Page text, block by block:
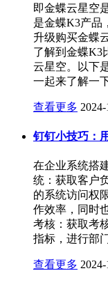
即金蝶云星空
是金蝶K3产品
升级购买金蝶
了解到金蝶K3
云星空。以下
一起来了解一下
查看更多
钉钉小技巧：
在企业系统搭
统：获取客户
的系统访问权
作效率，同时
考核：获取考
指标，进行部
查看更多